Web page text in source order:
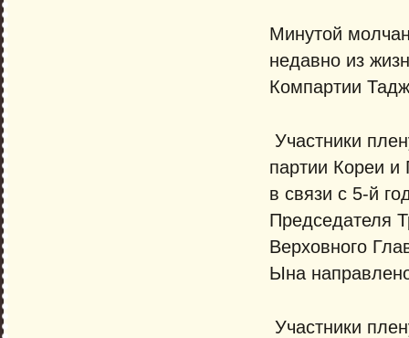
Минутой
недавно из
Компартии
Участники
партии Кореи
в связи с 5-й
Председателя
Верховного
Ына
Участники